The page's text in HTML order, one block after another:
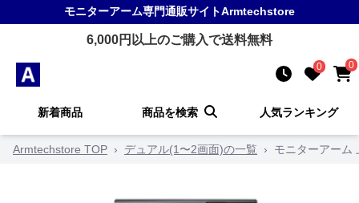
モニターアーム専門通販サイトArmtechstore
6,000円以上のご購入で送料無料
0 0
新着商品 商品を検索 人気ランキング
Armtechstore TOP › デュアル(1〜2画面)の一覧 › モニターアーム